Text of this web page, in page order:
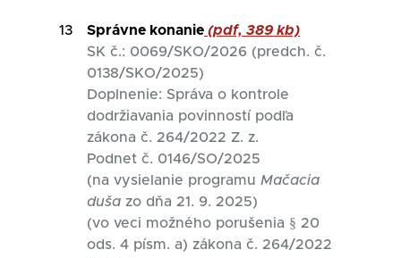
13 Správne konanie (pdf, 389 kb)
SK č.: 0069/SKO/2026 (predch. č.
0138/SKO/2025)
Doplnenie: Správa o kontrole
dodržiavania povinností podľa
zákona č. 264/2022 Z. z.
Podnet č. 0146/SO/2025
(na vysielanie programu Mačacia
duša zo dňa 21. 9. 2025)
(vo veci možného porušenia § 20
ods. 4 písm. a) zákona č. 264/2022